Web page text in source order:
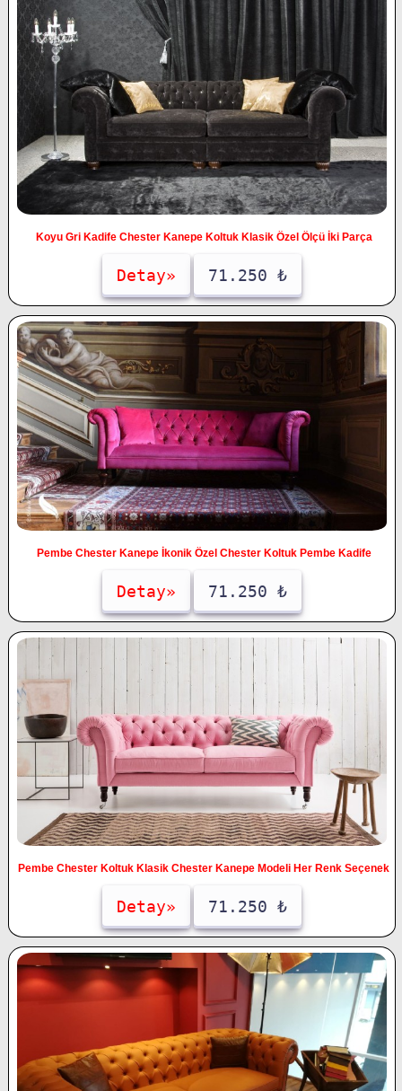
Koyu Gri Kadife Chester Kanepe Koltuk Klasik Özel Ölçü İki Parça
Detay» 71.250 ₺
Pembe Chester Kanepe İkonik Özel Chester Koltuk Pembe Kadife
Detay» 71.250 ₺
Pembe Chester Koltuk Klasik Chester Kanepe Modeli Her Renk Seçenek
Detay» 71.250 ₺